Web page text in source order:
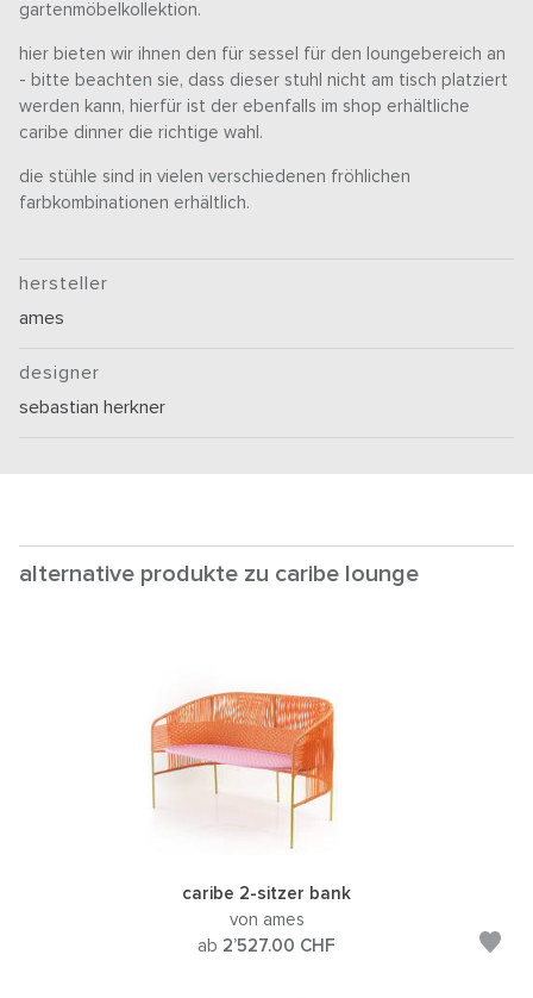
gartenmöbelkollektion.
hier bieten wir ihnen den für sessel für den loungebereich an
- bitte beachten sie, dass dieser stuhl nicht am tisch platziert
werden kann, hierfür ist der ebenfalls im shop erhältliche
caribe dinner die richtige wahl.
die stühle sind in vielen verschiedenen fröhlichen
farbkombinationen erhältlich.
hersteller
ames
designer
sebastian herkner
alternative produkte zu caribe lounge
caribe 2-sitzer bank
von ames
ab 2’527.00 CHF